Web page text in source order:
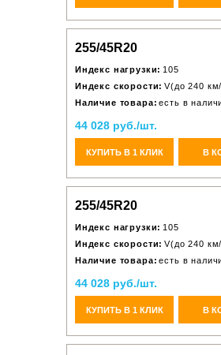
255/45R20
Индекс нагрузки: 105
Индекс скорости: V(до 240
Наличие товара: есть в
44 028 руб./шт.
КУПИТЬ В 1 КЛИК В
255/45R20
Индекс нагрузки: 105
Индекс скорости: V(до 240
Наличие товара: есть в
44 028 руб./шт.
КУПИТЬ В 1 КЛИК В